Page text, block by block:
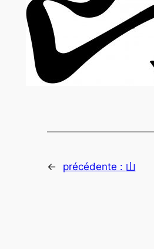
← précédente : 山